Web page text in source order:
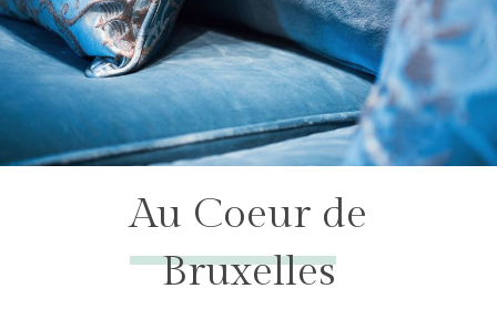
Au Coeur de
Bruxelles